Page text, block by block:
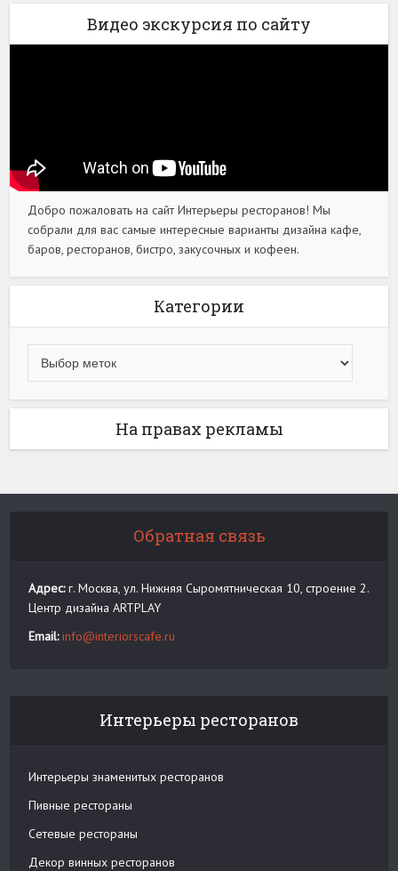
Видео экскурсия по сайту
Добро пожаловать на сайт Интерьеры ресторанов! Мы
собрали для вас самые интересные варианты дизайна кафе,
баров, ресторанов, бистро, закусочных и кофеен.
Категории
На правах рекламы
Обратная связь
Адрес:г. Москва, ул. Нижняя Сыромятническая 10, строение 2.
Центр дизайна ARTPLAY
Email: info@interiorscafe.ru
Интерьеры ресторанов
Интерьеры знаменитых ресторанов
Пивные рестораны
Сетевые рестораны
Декор винных ресторанов